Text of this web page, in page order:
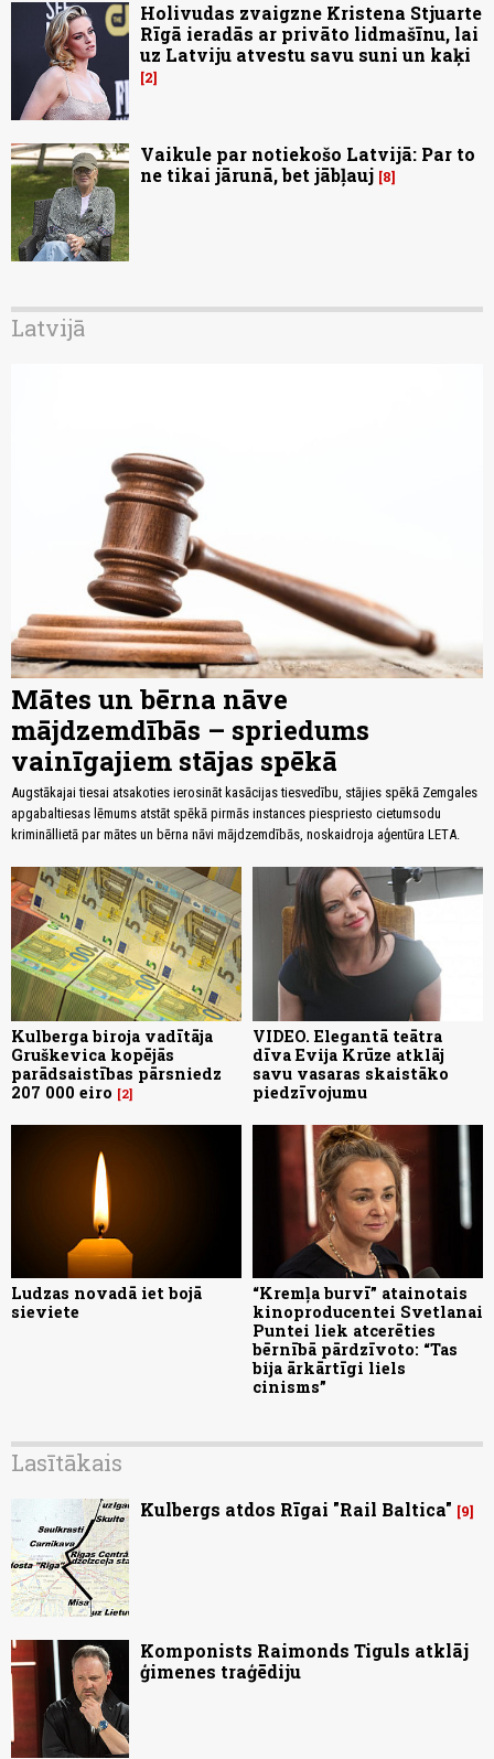
Holivudas zvaigzne Kristena Stjuarte
Rīgā ieradās ar privāto lidmašīnu, lai
uz Latviju atvestu savu suni un kaķi
2
Vaikule par notiekošo Latvijā: Par to
ne tikai jārunā, bet jābļauj 8
Latvijā
Mātes un bērna nāve
mājdzemdībās – spriedums
vainīgajiem stājas spēkā
Augstākajai tiesai atsakoties ierosināt kasācijas tiesvedību, stājies spēkā Zemgales
apgabaltiesas lēmums atstāt spēkā pirmās instances piespriesto cietumsodu
krimināllietā par mātes un bērna nāvi mājdzemdībās, noskaidroja aģentūra LETA.
Kulberga biroja vadītāja
Gruškevica kopējās
parādsaistības pārsniedz
207 000 eiro
2
VIDEO. Elegantā teātra
dīva Evija Krūze atklāj
savu vasaras skaistāko
piedzīvojumu
Ludzas novadā iet bojā
sieviete
“Kremļa burvī” atainotais
kinoproducentei Svetlanai
Puntei liek atcerēties
bērnībā pārdzīvoto: “Tas
bija ārkārtīgi liels
cinisms”
Lasītākais
Kulbergs atdos Rīgai "Rail Baltica" 9
Komponists Raimonds Tiguls atklāj
ģimenes traģēdiju